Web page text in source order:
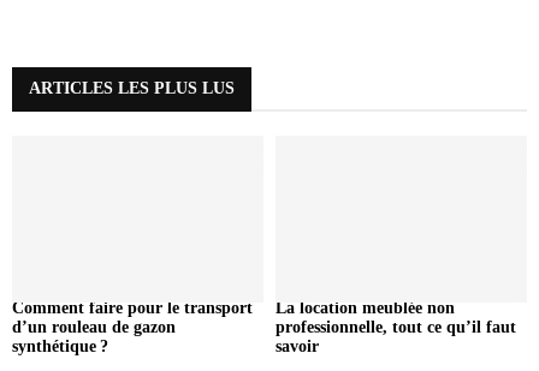
ARTICLES LES PLUS LUS
Comment faire pour le transport
d’un rouleau de gazon
synthétique ?
La location meublée non
professionnelle, tout ce qu’il faut
savoir